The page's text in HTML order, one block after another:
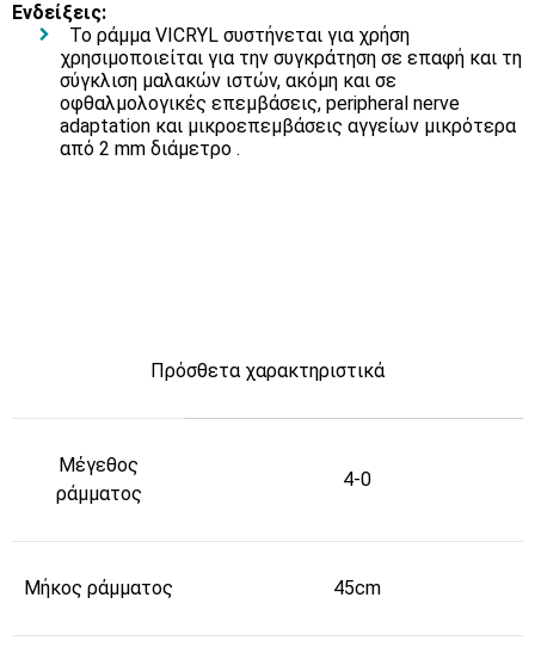
Ενδείξεις:
Το ράμμα VICRYL συστήνεται για χρήση
χρησιμοποιείται για την συγκράτηση σε επαφή και τη
σύγκλιση μαλακών ιστών, ακόμη και σε
οφθαλμολογικές επεμβάσεις, peripheral nerve
adaptation και μικροεπεμβάσεις αγγείων μικρότερα
από 2 mm διάμετρο .
Πρόσθετα χαρακτηριστικά
Μέγεθος
ράμματος
4-0
Μήκος ράμματος 45cm